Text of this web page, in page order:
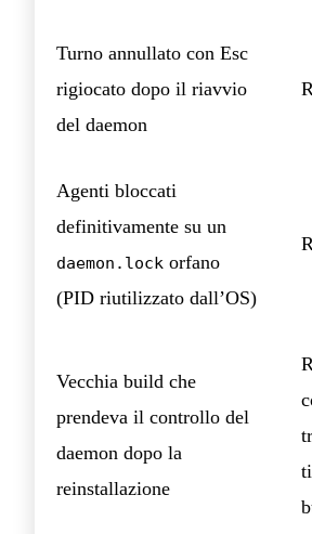
Turno annullato con Esc
rigiocato dopo il riavvio
del daemon
Agenti bloccati
definitivamente su un
daemon.lock orfano
(PID riutilizzato dall’OS)
Vecchia build che
prendeva il controllo del
daemon dopo la
reinstallazione